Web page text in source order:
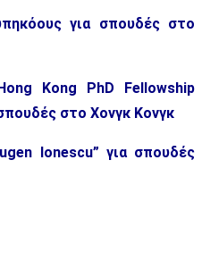
για σπουδές στο
Kong PhD Fellowship
στο Χονγκ Κονγκ
Ionescu” για σπουδές